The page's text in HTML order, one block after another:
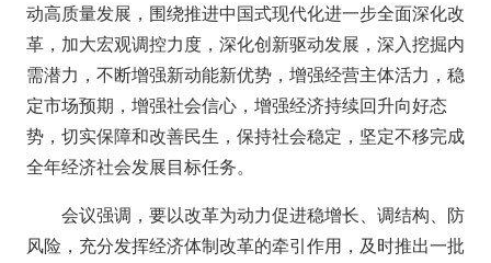
动高质量发展，围绕推进中国式现代化进一步全面深化改
革，加大宏观调控力度，深化创新驱动发展，深入挖掘内
需潜力，不断增强新动能新优势，增强经营主体活力，稳
定市场预期，增强社会信心，增强经济持续回升向好态
势，切实保障和改善民生，保持社会稳定，坚定不移完成
全年经济社会发展目标任务。
会议强调，要以改革为动力促进稳增长、调结构、防
风险，充分发挥经济体制改革的牵引作用，及时推出一批